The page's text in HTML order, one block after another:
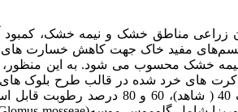
زراعی مناطق خشک و نیمه خشک، کمبود
مفید خاک جهت کاهش خسارت
های خرد شده در قالب طرح بلوک های
شد. تنش خشکی در سه سطح آبیاری پس از مصرف